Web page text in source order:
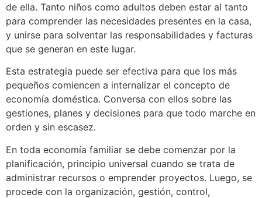
de ella. Tanto niños como adultos deben estar al tanto
para comprender las necesidades presentes en la casa,
y unirse para solventar las responsabilidades y facturas
que se generan en este lugar.
Esta estrategia puede ser efectiva para que los más
pequeños comiencen a internalizar el concepto de
economía doméstica. Conversa con ellos sobre las
gestiones, planes y decisiones para que todo marche en
orden y sin escasez.
En toda economía familiar se debe comenzar por la
planificación, principio universal cuando se trata de
administrar recursos o emprender proyectos. Luego, se
procede con la organización, gestión, control,